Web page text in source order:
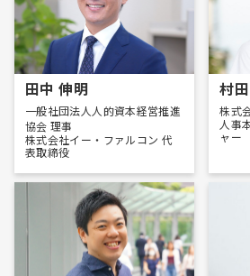
田中 伸明
一般社団法人人的資本経営推進
協会 理事
株式会社イー・ファルコン 代
表取締役
村
株式
人事
ャー